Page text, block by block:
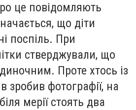
це повідомляють
що діти
поспіль. При
стверджували, що
Проте хтось із
зробив фотографії, на
мерії стоять два